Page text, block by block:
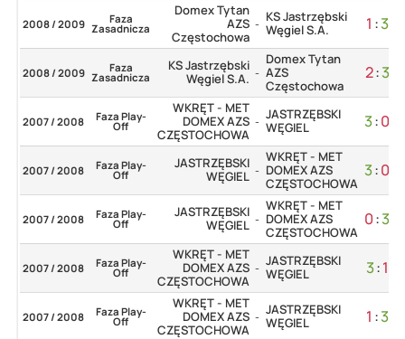
2008 / 2009 Faza
Zasadnicza
Domex Tytan
AZS
Częstochowa
- KS Jastrzębski
Węgiel S.A.
1 :3
2008 / 2009 Faza
Zasadnicza
KS Jastrzębski
Węgiel S.A. -
Domex Tytan
AZS
Częstochowa
2:3
2007 / 2008 Faza Play-
Off
WKRĘT - MET
DOMEX AZS
CZĘSTOCHOWA
- JASTRZĘBSKI
WĘGIEL
3:0
2007 / 2008 Faza Play-
Off
JASTRZĘBSKI
WĘGIEL -
WKRĘT - MET
DOMEX AZS
CZĘSTOCHOWA
3:0
2007 / 2008 Faza Play-
Off
JASTRZĘBSKI
WĘGIEL -
WKRĘT - MET
DOMEX AZS
CZĘSTOCHOWA
0:3
2007 / 2008 Faza Play-
Off
WKRĘT - MET
DOMEX AZS
CZĘSTOCHOWA
- JASTRZĘBSKI
WĘGIEL
3:1
2007 / 2008 Faza Play-
Off
WKRĘT - MET
DOMEX AZS
CZĘSTOCHOWA
- JASTRZĘBSKI
WĘGIEL
1 :3